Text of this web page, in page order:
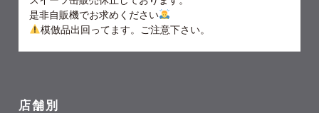
是非自販機でお求めください
模倣品出回ってます。ご注意下さい。
店舗別